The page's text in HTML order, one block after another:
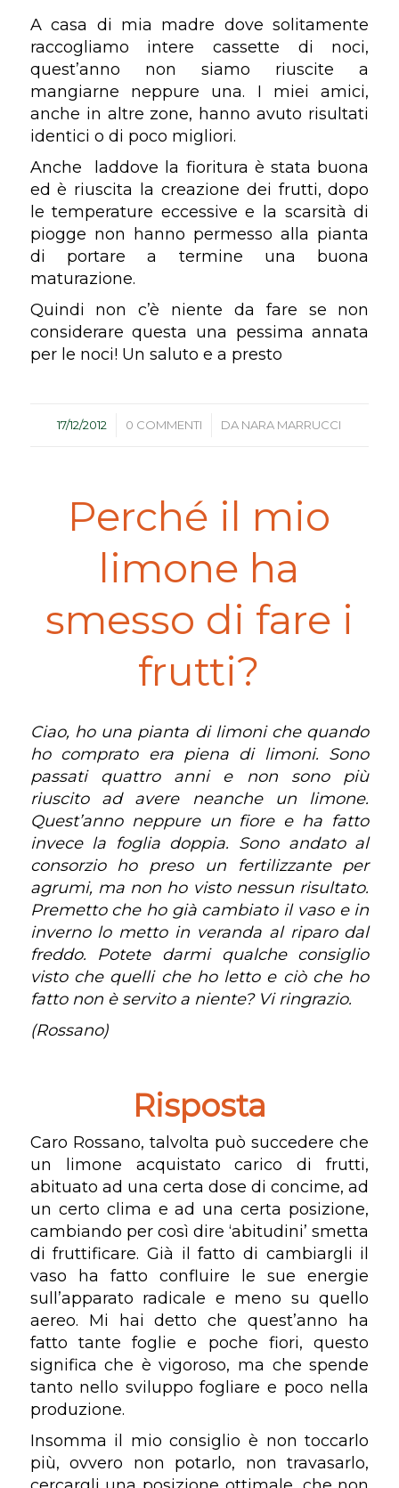
A casa di mia madre dove solitamente
raccogliamo intere cassette di noci,
quest’anno non siamo riuscite a
mangiarne neppure una. I miei amici,
anche in altre zone, hanno avuto risultati
identici o di poco migliori.
Anche laddove la fioritura è stata buona
ed è riuscita la creazione dei frutti, dopo
le temperature eccessive e la scarsità di
piogge non hanno permesso alla pianta
di portare a termine una buona
maturazione.
Quindi non c’è niente da fare se non
considerare questa una pessima annata
per le noci! Un saluto e a presto
17/12/2012
/ 0 COMMENTI
/ DA NARA MARRUCCI
Perché il mio
limone ha
smesso di fare i
frutti?
Ciao, ho una pianta di limoni che quando
ho comprato era piena di limoni. Sono
passati quattro anni e non sono più
riuscito ad avere neanche un limone.
Quest’anno neppure un fiore e ha fatto
invece la foglia doppia. Sono andato al
consorzio ho preso un fertilizzante per
agrumi, ma non ho visto nessun risultato.
Premetto che ho già cambiato il vaso e in
inverno lo metto in veranda al riparo dal
freddo. Potete darmi qualche consiglio
visto che quelli che ho letto e ciò che ho
fatto non è servito a niente? Vi ringrazio.
(Rossano)
Risposta
Caro Rossano, talvolta può succedere che
un limone acquistato carico di frutti,
abituato ad una certa dose di concime, ad
un certo clima e ad una certa posizione,
cambiando per così dire ‘abitudini’ smetta
di fruttificare. Già il fatto di cambiargli il
vaso ha fatto confluire le sue energie
sull’apparato radicale e meno su quello
aereo. Mi hai detto che quest’anno ha
fatto tante foglie e poche fiori, questo
significa che è vigoroso, ma che spende
tanto nello sviluppo fogliare e poco nella
produzione.
Insomma il mio consiglio è non toccarlo
più, ovvero non potarlo, non travasarlo,